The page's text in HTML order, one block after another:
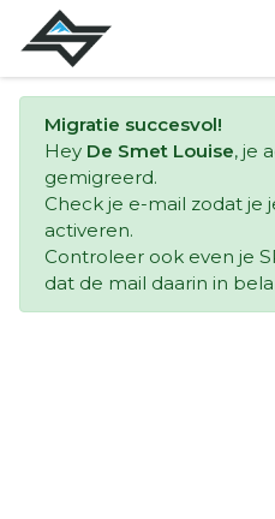
Migratie succesvol!
Hey De Smet Louise, je
gemigreerd.
Check je e-mail zodat je
activeren.
Controleer ook even je
dat de mail daarin in